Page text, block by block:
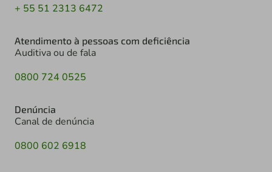
+ 55 51 2313 6472
Atendimento à pessoas com deficiência
Auditiva ou de fala
0800 724 0525
Denúncia
Canal de denúncia
0800 602 6918